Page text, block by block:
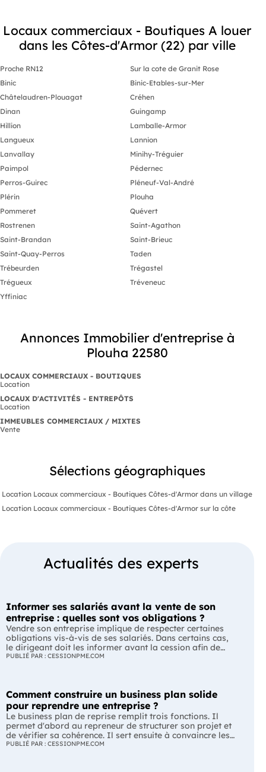
Locaux commerciaux - Boutiques A louer
dans les Côtes-d'Armor (22) par ville
Proche RN12
Sur la cote de Granit Rose
Binic
Binic-Etables-sur-Mer
Châtelaudren-Plouagat
Créhen
Dinan
Guingamp
Hillion
Lamballe-Armor
Langueux
Lannion
Lanvallay
Minihy-Tréguier
Paimpol
Pédernec
Perros-Guirec
Pléneuf-Val-André
Plérin
Plouha
Pommeret
Quévert
Rostrenen
Saint-Agathon
Saint-Brandan
Saint-Brieuc
Saint-Quay-Perros
Taden
Trébeurden
Trégastel
Trégueux
Tréveneuc
Yffiniac
Annonces Immobilier d'entreprise à
Plouha 22580
LOCAUX COMMERCIAUX - BOUTIQUES
Location
LOCAUX D'ACTIVITÉS - ENTREPÔTS
Location
IMMEUBLES COMMERCIAUX / MIXTES
Vente
Sélections géographiques
Location Locaux commerciaux - Boutiques Côtes-d'Armor dans un village
Location Locaux commerciaux - Boutiques Côtes-d'Armor sur la côte
Actualités des experts
Informer ses salariés avant la vente de son
entreprise : quelles sont vos obligations ?
Vendre son entreprise implique de respecter certaines
obligations vis-à-vis de ses salariés. Dans certains cas,
le dirigeant doit les informer avant la cession afin de
leur permettre, s'ils le souhaitent, de présenter une offre
L'essentiel Les entreprises de moins de 250 salariés sont
soumises, dans certains cas, à une obligation
d'information préalable des salariés. Cette obligation
concerne la vente d'un fonds de commerce ou la cession
de la majorité des titres d'une société. Le délai
d'information varie selon la taille de l'entreprise. Les
PUBLIÉ PAR : CESSIONPME.COM
Comment construire un business plan solide
pour reprendre une entreprise ?
Le business plan de reprise remplit trois fonctions. Il
permet d'abord au repreneur de structurer son projet et
de vérifier sa cohérence. Il sert ensuite à convaincre les
banques et les partenaires financiers de l'accompagner.
PUBLIÉ PAR : CESSIONPME.COM